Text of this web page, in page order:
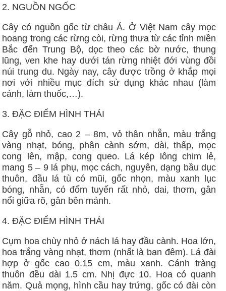
2. NGUỒN NGỐC
Cây có nguồn gốc từ châu Á. Ở Việt Nam cây mọc
hoang trong các rừng còi, rừng thưa từ các tỉnh miền
Bắc đến Trung Bộ, dọc theo các bờ nước, thung
lũng, ven khe hay dưới tán rừng nhiệt đới vùng đồi
núi trung du. Ngày nay, cây được trồng ở khắp mọi
nơi với nhiều mục đích sử dụng khác nhau (làm
cảnh, làm thuốc,…).
3. ĐẶC ĐIỂM HÌNH THÁI
Cây gỗ nhỏ, cao 2 – 8m, vỏ thân nhẵn, màu trắng
vàng nhạt, bóng, phân cành sớm, dài, thấp, mọc
cong lên, mập, cong queo. Lá kép lông chim lẻ,
mang 5 – 9 lá phụ, mọc cách, nguyên, dạng bầu dục
thuôn, đầu lá tù có mũi, gốc nhọn, màu xanh lục
bóng, nhẵn, có đốm tuyến rất nhỏ, dai, thơm, gân
nổi giữa rõ, gân bên mảnh.
4. ĐẶC ĐIỂM HÌNH THÁI
Cụm hoa chùy nhỏ ở nách lá hay đầu cành. Hoa lớn,
hoa trắng vàng nhạt, thơm (nhất là ban đêm). Lá đài
hợp ở gốc cao 0.15 cm, màu xanh. Cánh tràng
thuôn đều dài 1.5 cm. Nhị đực 10. Hoa có quanh
năm. Quả mọng, hình cầu hay trứng, gốc có đài còn